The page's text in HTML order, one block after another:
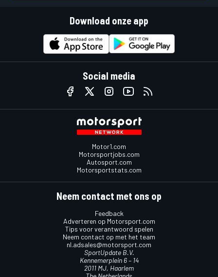
Download onze app
Social media
Motor1.com
Motorsportjobs.com
Autosport.com
Motorsportstats.com
Neem contact met ons op
Feedback
Adverteren op Motorsport.com
Tips voor verantwoord spelen
Neem contact op met het team
nl.adsales@motorsport.com
SportUpdate B.V.
Kennemerplein 6 – 14
2011 MJ, Haarlem